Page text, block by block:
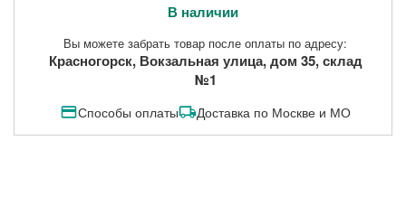
В наличии
Вы можете забрать товар после оплаты по адресу:
Красногорск, Вокзальная улица, дом 35, склад
№1
Способы оплаты Доставка по Москве и МО